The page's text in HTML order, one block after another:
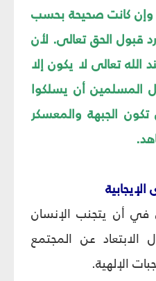
وإن كانت صحيحة بحسب
قبول الحق تعالى. لأن
الله تعالى لا يكون إلا
المسلمين أن يسلكوا
الجبهة والمعسكر
أن يتجنب الإنسان
الابتعاد عن المجتمع
الإلهية.